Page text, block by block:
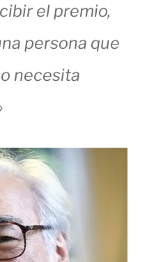
el premio,
persona que
necesita